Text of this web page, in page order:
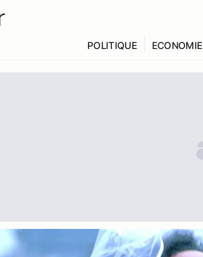
POLITIQUE ECONOMIE